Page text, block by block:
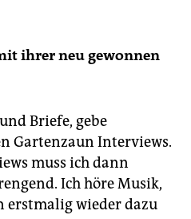
ihrer neu gewonnen
Briefe, gebe
Gartenzaun Interviews.
muss ich dann
Ich höre Musik,
erstmalig wieder dazu